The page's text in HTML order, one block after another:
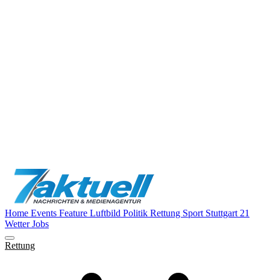
Home Events Feature Luftbild Politik Rettung Sport Stuttgart 21
WetterJobs
Rettung